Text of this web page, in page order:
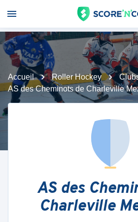
Accueil Roller Hockey
AS des Cheminots de Charleville
AS des
Charleville